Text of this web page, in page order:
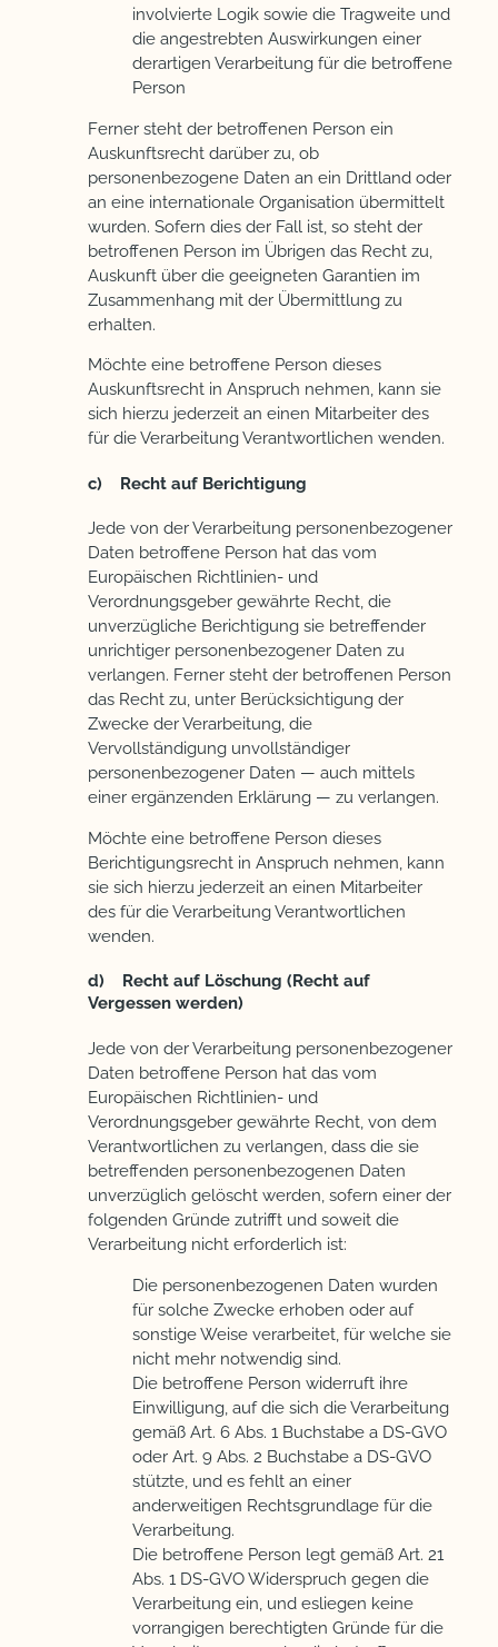
involvierte Logik sowie die Tragweite und
die angestrebten Auswirkungen einer
derartigen Verarbeitung für die betroffene
Person
Ferner steht der betroffenen Person ein
Auskunftsrecht darüber zu, ob
personenbezogene Daten an ein Drittland oder
an eine internationale Organisation übermittelt
wurden. Sofern dies der Fall ist, so steht der
betroffenen Person im Übrigen das Recht zu,
Auskunft über die geeigneten Garantien im
Zusammenhang mit der Übermittlung zu
erhalten.
Möchte eine betroffene Person dieses
Auskunftsrecht in Anspruch nehmen, kann sie
sich hierzu jederzeit an einen Mitarbeiter des
für die Verarbeitung Verantwortlichen wenden.
c) Recht auf Berichtigung
Jede von der Verarbeitung personenbezogener
Daten betroffene Person hat das vom
Europäischen Richtlinien- und
Verordnungsgeber gewährte Recht, die
unverzügliche Berichtigung sie betreffender
unrichtiger personenbezogener Daten zu
verlangen. Ferner steht der betroffenen Person
das Recht zu, unter Berücksichtigung der
Zwecke der Verarbeitung, die
Vervollständigung unvollständiger
personenbezogener Daten — auch mittels
einer ergänzenden Erklärung — zu verlangen.
Möchte eine betroffene Person dieses
Berichtigungsrecht in Anspruch nehmen, kann
sie sich hierzu jederzeit an einen Mitarbeiter
des für die Verarbeitung Verantwortlichen
wenden.
d) Recht auf Löschung (Recht auf
Vergessen werden)
Jede von der Verarbeitung personenbezogener
Daten betroffene Person hat das vom
Europäischen Richtlinien- und
Verordnungsgeber gewährte Recht, von dem
Verantwortlichen zu verlangen, dass die sie
betreffenden personenbezogenen Daten
unverzüglich gelöscht werden, sofern einer der
folgenden Gründe zutrifft und soweit die
Verarbeitung nicht erforderlich ist:
Die personenbezogenen Daten wurden
für solche Zwecke erhoben oder auf
sonstige Weise verarbeitet, für welche sie
nicht mehr notwendig sind.
Die betroffene Person widerruft ihre
Einwilligung, auf die sich die Verarbeitung
gemäß Art. 6 Abs. 1 Buchstabe a DS-GVO
oder Art. 9 Abs. 2 Buchstabe a DS-GVO
stützte, und es fehlt an einer
anderweitigen Rechtsgrundlage für die
Verarbeitung.
Die betroffene Person legt gemäß Art. 21
Abs. 1 DS-GVO Widerspruch gegen die
Verarbeitung ein, und esliegen keine
vorrangigen berechtigten Gründe für die